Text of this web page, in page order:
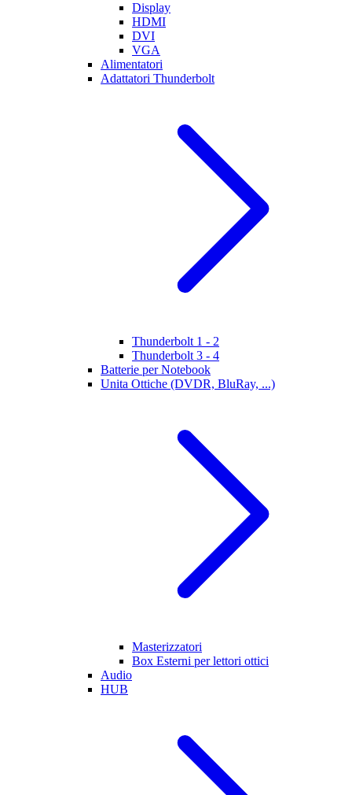
Display
HDMI
DVI
VGA
Alimentatori
Adattatori Thunderbolt
Thunderbolt 1 - 2
Thunderbolt 3 - 4
Batterie per Notebook
Unita Ottiche (DVDR, BluRay, ...)
Masterizzatori
Box Esterni per lettori ottici
Audio
HUB